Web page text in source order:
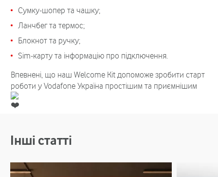
Сумку-шопер та чашку;
Ланчбег та термос;
Блокнот та ручку;
Sim-карту та інформацію про підключення.
Впевнені, що наш Welcome Kit допоможе зробити старт
роботи у Vodafone Україна простішим та приємнішим
Інші статті